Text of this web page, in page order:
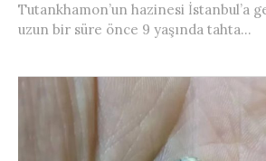
Tutankhamon’un hazinesi İstanbul’a
uzun bir süre önce 9 yaşında tahta...